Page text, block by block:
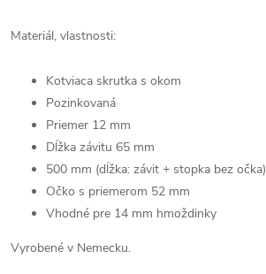
Materiál, vlastnosti:
Kotviaca skrutka s okom
Pozinkovaná
Priemer 12 mm
Dĺžka závitu 65 mm
500 mm (dĺžka: závit + stopka bez očka)
Očko s priemerom 52 mm
Vhodné pre 14 mm hmoždinky
Vyrobené v Nemecku.